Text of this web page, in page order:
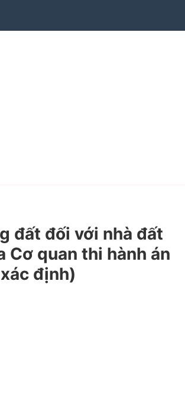
đất đối với nhà đất
Cơ quan thi hành án
định)